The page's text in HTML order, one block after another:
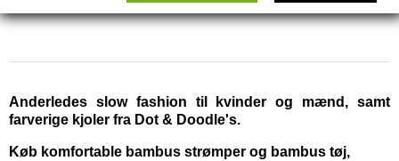
Anderledes slow fashion til kvinder og mænd, samt
farverige kjoler fra Dot & Doodle's.
Køb komfortable bambus strømper og bambus tøj,